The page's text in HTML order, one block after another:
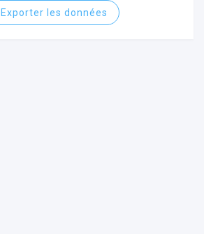
Exporter les données